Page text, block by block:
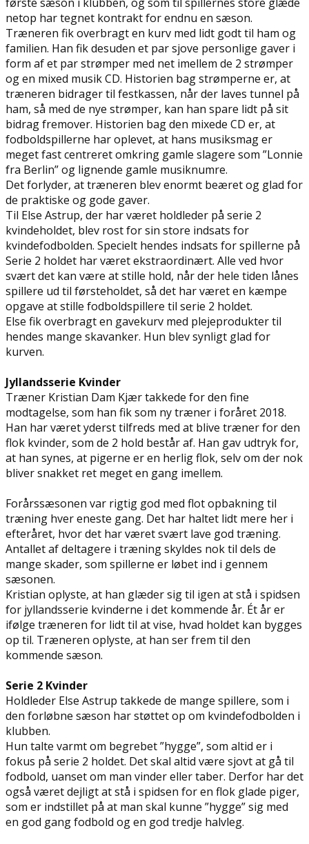
netop har tegnet kontrakt for endnu en sæson.
Træneren fik overbragt en kurv med lidt godt til ham og
familien. Han fik desuden et par sjove personlige gaver i
form af et par strømper med net imellem de 2 strømper
og en mixed musik CD. Historien bag strømperne er, at
træneren bidrager til festkassen, når der laves tunnel på
ham, så med de nye strømper, kan han spare lidt på sit
bidrag fremover. Historien bag den mixede CD er, at
fodboldspillerne har oplevet, at hans musiksmag er
meget fast centreret omkring gamle slagere som ”Lonnie
fra Berlin” og lignende gamle musiknumre.
Det forlyder, at træneren blev enormt beæret og glad for
de praktiske og gode gaver.
Til Else Astrup, der har været holdleder på serie 2
kvindeholdet, blev rost for sin store indsats for
kvindefodbolden. Specielt hendes indsats for spillerne på
Serie 2 holdet har været ekstraordinært. Alle ved hvor
svært det kan være at stille hold, når der hele tiden lånes
spillere ud til førsteholdet, så det har været en kæmpe
opgave at stille fodboldspillere til serie 2 holdet.
Else fik overbragt en gavekurv med plejeprodukter til
hendes mange skavanker. Hun blev synligt glad for
kurven.
Jyllandsserie Kvinder
Træner Kristian Dam Kjær takkede for den fine
modtagelse, som han fik som ny træner i foråret 2018.
Han har været yderst tilfreds med at blive træner for den
flok kvinder, som de 2 hold består af. Han gav udtryk for,
at han synes, at pigerne er en herlig flok, selv om der nok
bliver snakket ret meget en gang imellem.
Forårssæsonen var rigtig god med flot opbakning til
træning hver eneste gang. Det har haltet lidt mere her i
efteråret, hvor det har været svært lave god træning.
Antallet af deltagere i træning skyldes nok til dels de
mange skader, som spillerne er løbet ind i gennem
sæsonen.
Kristian oplyste, at han glæder sig til igen at stå i spidsen
for jyllandsserie kvinderne i det kommende år. Ét år er
ifølge træneren for lidt til at vise, hvad holdet kan bygges
op til. Træneren oplyste, at han ser frem til den
kommende sæson.
Serie 2 Kvinder
Holdleder Else Astrup takkede de mange spillere, som i
den forløbne sæson har støttet op om kvindefodbolden i
klubben.
Hun talte varmt om begrebet ”hygge”, som altid er i
fokus på serie 2 holdet. Det skal altid være sjovt at gå til
fodbold, uanset om man vinder eller taber. Derfor har det
også været dejligt at stå i spidsen for en flok glade piger,
som er indstillet på at man skal kunne ”hygge” sig med
en god gang fodbold og en god tredje halvleg.